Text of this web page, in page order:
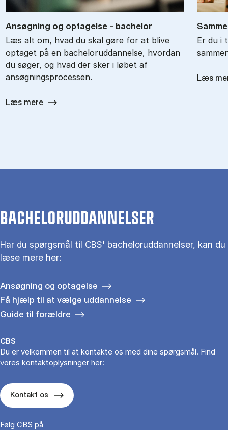
An­søg­ning og op­ta­gel­se - ba­chel­or
Læs alt om, hvad du skal gøre for at blive
optaget på en bacheloruddannelse, hvordan
du søger, og hvad der sker i løbet af
ansøgningsprocessen.
Læs mere
Er du i
Læs
BACHELORUDDANNELSER
Har du spørgsmål til CBS' bacheloruddannelser, kan du
læse mere her:
Ansøgning og optagelse
Få hjælp til at vælge uddannelse
Guide til forældre
CBS
Du er velkommen til at kontakte os med dine spørgsmål. Find
vores kontaktoplysninger her:
Kontakt os
Følg CBS på